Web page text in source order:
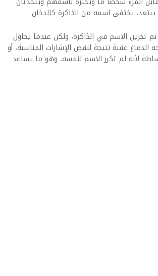
يبتعد، يختفي اسمه من الذاكرة كالدخان.
تخزين الاسم في الذاكرة، ولكن عندما يحاول
الدماغ عقبة نتيجة لنقص الإشارات المناسبة، أو
لأنه لم تكرر الاسم لنفسه، وهو ما يساعد